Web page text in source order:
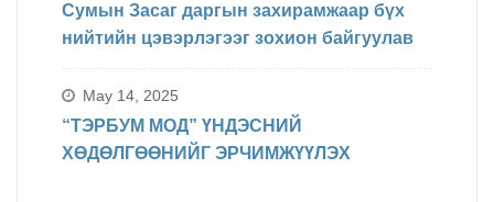
Сумын Засаг даргын захирамжаар бүх
нийтийн цэвэрлэгээг зохион байгуулав
May 14, 2025
“ТЭРБУМ МОД” ҮНДЭСНИЙ
ХӨДӨЛГӨӨНИЙГ ЭРЧИМЖҮҮЛЭХ